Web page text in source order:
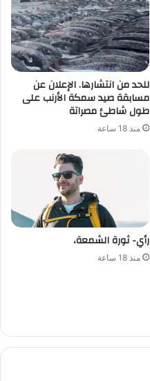
للحد من انتشارها. الإعلان عن
مسابقة صيد سمكة الأرنب على
طول شاطئ مصراتة
منذ 18 ساعة
رأي- ثورة الشمعة،
منذ 18 ساعة